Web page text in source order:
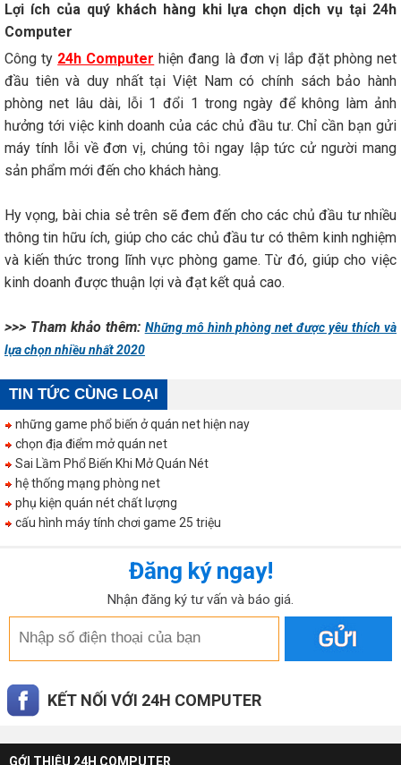
Lợi ích của quý khách hàng khi lựa chọn dịch vụ tại 24h
Computer
Công ty 24h Computer hiện đang là đơn vị lắp đặt phòng net
đầu tiên và duy nhất tại Việt Nam có chính sách bảo hành
phòng net lâu dài, lỗi 1 đổi 1 trong ngày để không làm ảnh
hưởng tới việc kinh doanh của các chủ đầu tư. Chỉ cần bạn gửi
máy tính lỗi về đơn vị, chúng tôi ngay lập tức cử người mang
sản phẩm mới đến cho khách hàng.
Hy vọng, bài chia sẻ trên sẽ đem đến cho các chủ đầu tư nhiều
thông tin hữu ích, giúp cho các chủ đầu tư có thêm kinh nghiệm
và kiến thức trong lĩnh vực phòng game. Từ đó, giúp cho việc
kinh doanh được thuận lợi và đạt kết quả cao.
>>> Tham khảo thêm: Những mô hình phòng net được yêu thích và
lựa chọn nhiều nhất 2020
TIN TỨC CÙNG LOẠI
những game phổ biến ở quán net hiện nay
chọn địa điểm mở quán net
Sai Lầm Phổ Biến Khi Mở Quán Nét
hệ thống mạng phòng net
phụ kiện quán nét chất lượng
cấu hình máy tính chơi game 25 triệu
Đăng ký ngay!
Nhận đăng ký tư vấn và báo giá.
KẾT NỐI VỚI 24H COMPUTER
GỚI THIỆU 24H COMPUTER